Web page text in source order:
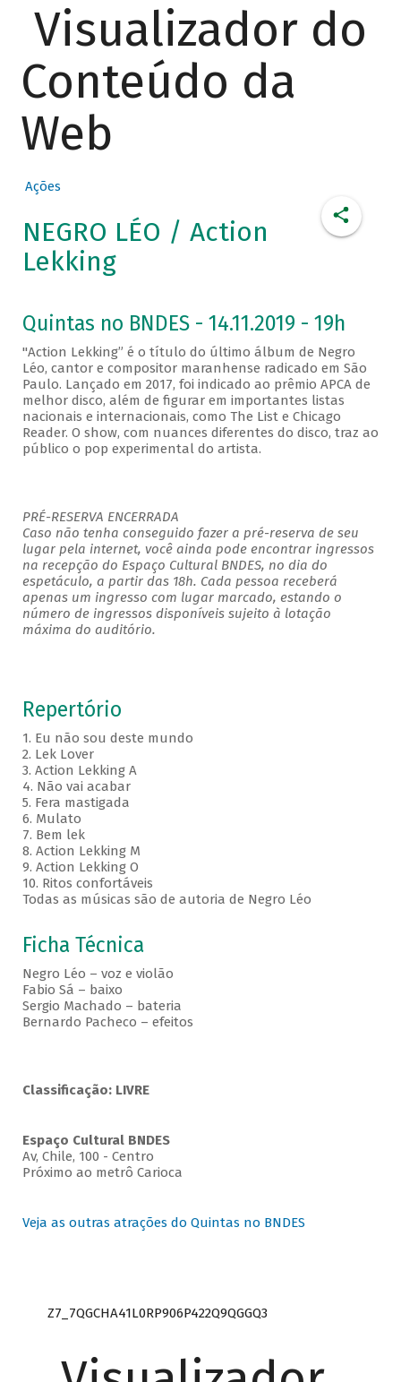
Visualizador do
Conteúdo da
Web
Ações
NEGRO LÉO / Action
Lekking
Quintas no BNDES - 14.11.2019 - 19h
"Action Lekking” é o título do último álbum de Negro
Léo, cantor e compositor maranhense radicado em São
Paulo. Lançado em 2017, foi indicado ao prêmio APCA de
melhor disco, além de figurar em importantes listas
nacionais e internacionais, como The List e Chicago
Reader. O show, com nuances diferentes do disco, traz ao
público o pop experimental do artista.
PRÉ-RESERVA ENCERRADA
Caso não tenha conseguido fazer a pré-reserva de seu
lugar pela internet, você ainda pode encontrar ingressos
na recepção do Espaço Cultural BNDES, no dia do
espetáculo, a partir das 18h. Cada pessoa receberá
apenas um ingresso com lugar marcado, estando o
número de ingressos disponíveis sujeito à lotação
máxima do auditório.
Repertório
1. Eu não sou deste mundo
2. Lek Lover
3. Action Lekking A
4. Não vai acabar
5. Fera mastigada
6. Mulato
7. Bem lek
8. Action Lekking M
9. Action Lekking O
10. Ritos confortáveis
Todas as músicas são de autoria de Negro Léo
Ficha Técnica
Negro Léo – voz e violão
Fabio Sá – baixo
Sergio Machado – bateria
Bernardo Pacheco – efeitos
Classificação: LIVRE
Espaço Cultural BNDES
Av, Chile, 100 - Centro
Próximo ao metrô Carioca
Veja as outras atrações do Quintas no BNDES
Z7_7QGCHA41L0RP906P422Q9QGGQ3